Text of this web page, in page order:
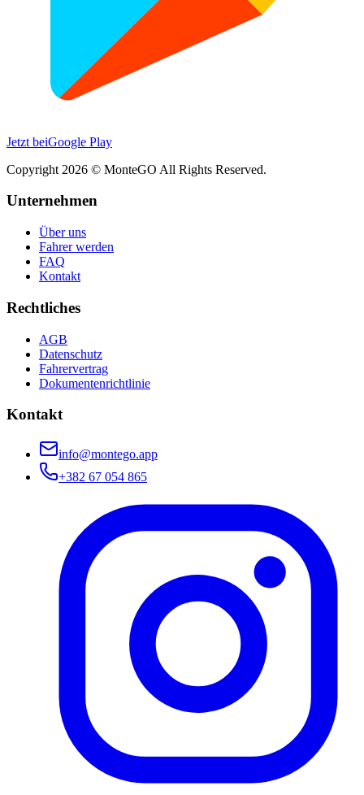
Jetzt beiGoogle Play
Copyright 2026 © MonteGO All Rights Reserved.
Unternehmen
Über uns
Fahrer werden
FAQ
Kontakt
Rechtliches
AGB
Datenschutz
Fahrervertrag
Dokumentenrichtlinie
Kontakt
info@montego.app
+382 67 054 865